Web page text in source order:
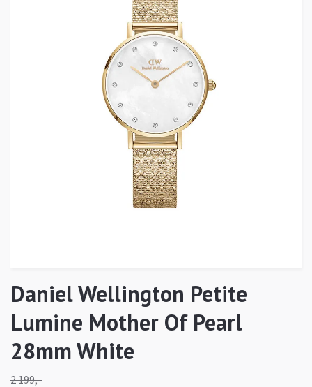
Daniel Wellington Petite
Lumine Mother Of Pearl
28mm White
2 199,-